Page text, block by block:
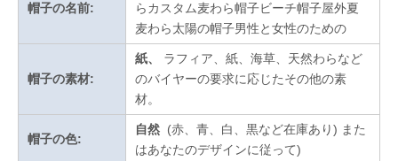
帽子の名前:
らカスタム麦わら帽子ビーチ帽子屋外夏
麦わら太陽の帽子男性と女性のための
帽子の素材:
紙、 ラフィア、紙、海草、天然わらなど
のバイヤーの要求に応じたその他の素
材。
帽子の色:
自然 (赤、青、白、黒など在庫あり) また
はあなたのデザインに従って)